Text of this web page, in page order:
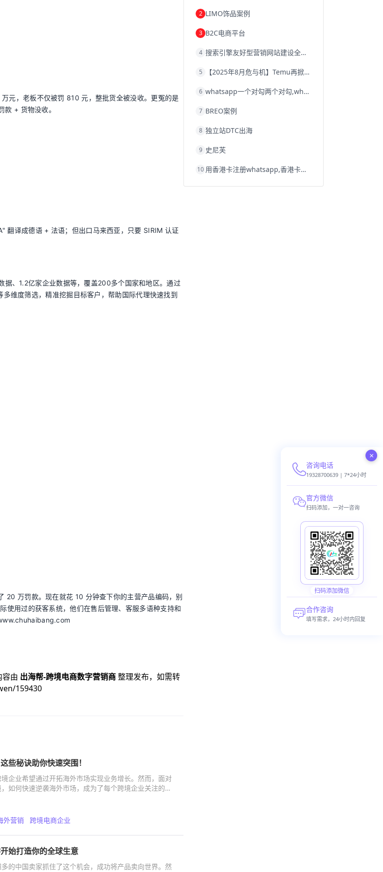
元，老板不仅被罚 810 元，整批货全被没收。更冤的是
+ 货物没收。
翻译成德语 + 法语；但出口马来西亚，只要 SIRIM 认证
、1.2亿家企业数据等，覆盖200多个国家和地区。通过
维度筛选，精准挖掘目标客户，帮助国际代理快速找到
20 万罚款。现在就花 10 分钟查下你的主营产品编码，别
使用过的获客系统，他们在售后管理、客服多语种支持和
容由 出海帮-跨境电商数字营销商整理发布，如需转
159430
些秘诀助你快速突围！
企业希望通过开拓海外市场实现业务增长。然而，面对
如何快速逆袭海外市场，成为了每个跨境企业关注的焦
外营销 跨境电商企业
始打造你的全球生意
的中国卖家抓住了这个机会，成功将产品卖向世界。然
沈阳跨境电商跨境电商服务平台
跨境电商网店跨境电商物流模式
跨境电商结算浙江跨境电商
跨境电商优势跨境电商的优势seo运营
whatsapp群发
2 LIMO饰品案例
3 B2C电商平台
4 搜索引擎友好型营销网站建设全攻略
5 【2025年8月危与机】Temu再掀封店风暴，独立站才是跨境卖家的避险通道
6 whatsapp一个对勾两个对勾,whatsapp对勾代表什么意思
7 BREO案例
8 独立站DTC出海
9 史尼芙
10 用香港卡注册whatsapp,香港卡不能注册whatsapp
×
咨询电话
19328700639 | 7*24小时
官方微信
扫码添加，一对一咨询
扫码添加微信
合作咨询
填写需求，24小时内回复